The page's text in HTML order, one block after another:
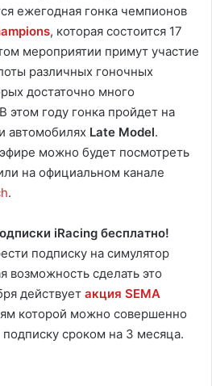
ежегодная гонка чемпионов
, которая состоится 17
мероприятии примут участие
различных гоночных
достаточно много
этом году гонка пройдет на
и автомобилях Late Model.
можно будет посмотреть
на официальном канале
.
iRacing бесплатно!
подписку на симулятор
возможность сделать это
действует акция SEMA
которой можно совершенно
сроком на 3 месяца.